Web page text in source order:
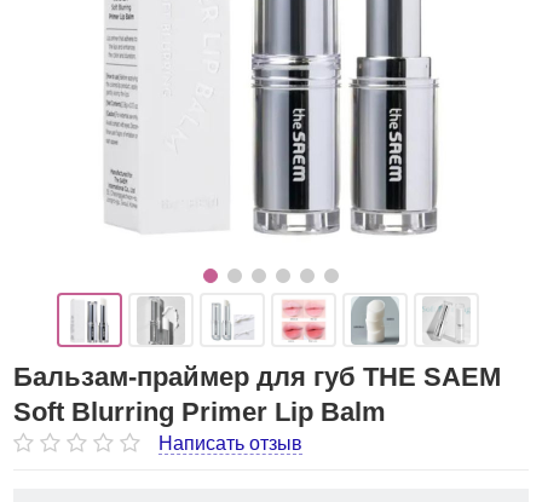
Бальзам-праймер для губ THE SAEM
Soft Blurring Primer Lip Balm
Написать отзыв